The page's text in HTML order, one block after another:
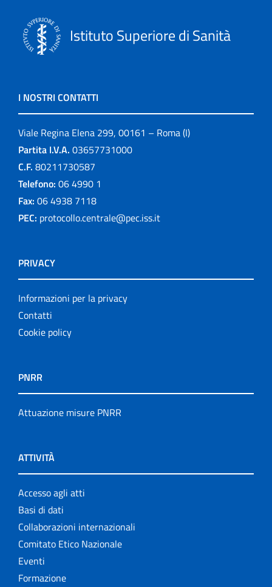
Istituto Superiore di Sanità
I NOSTRI CONTATTI
Viale Regina Elena 299, 00161 – Roma (I)
Partita I.V.A. 03657731000
C.F. 80211730587
Telefono: 06 4990 1
Fax: 06 4938 7118
PEC: protocollo.centrale@pec.iss.it
PRIVACY
Informazioni per la privacy
Contatti
Cookie policy
PNRR
Attuazione misure PNRR
ATTIVITÀ
Accesso agli atti
Basi di dati
Collaborazioni internazionali
Comitato Etico Nazionale
Eventi
Formazione